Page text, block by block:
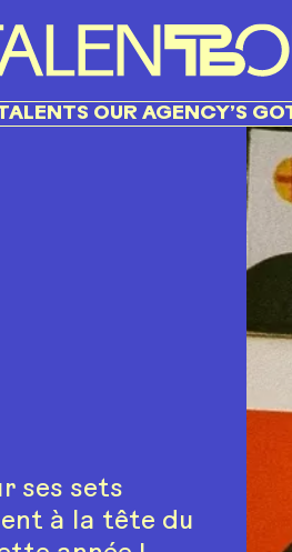
OUR AGENCY’S GOT
ses sets
à la tête du